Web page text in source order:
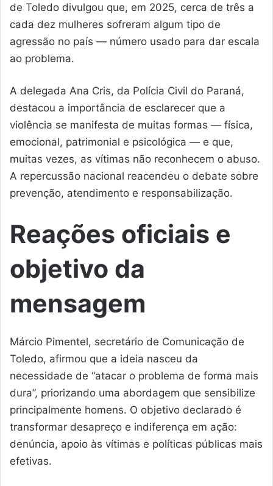
de Toledo divulgou que, em 2025, cerca de três a
cada dez mulheres sofreram algum tipo de
agressão no país — número usado para dar escala
ao problema.
A delegada Ana Cris, da Polícia Civil do Paraná,
destacou a importância de esclarecer que a
violência se manifesta de muitas formas — física,
emocional, patrimonial e psicológica — e que,
muitas vezes, as vítimas não reconhecem o abuso.
A repercussão nacional reacendeu o debate sobre
prevenção, atendimento e responsabilização.
Reações oficiais e
objetivo da
mensagem
Márcio Pimentel, secretário de Comunicação de
Toledo, afirmou que a ideia nasceu da
necessidade de “atacar o problema de forma mais
dura”, priorizando uma abordagem que sensibilize
principalmente homens. O objetivo declarado é
transformar desapreço e indiferença em ação:
denúncia, apoio às vítimas e políticas públicas mais
efetivas.